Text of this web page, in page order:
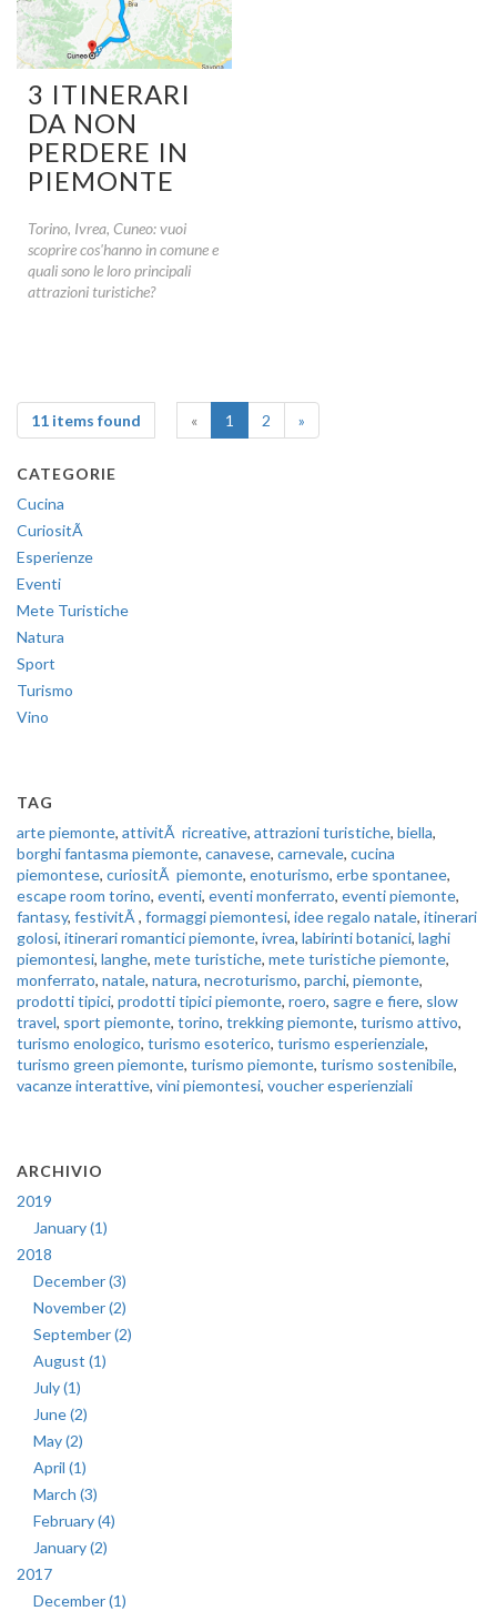
3 ITINERARI
DA NON
PERDERE IN
PIEMONTE
Torino, Ivrea, Cuneo: vuoi
scoprire cos'hanno in comune e
quali sono le loro principali
attrazioni turistiche?
11 items found « 1 2 »
CATEGORIE
Cucina
CuriositÃ
Esperienze
Eventi
Mete Turistiche
Natura
Sport
Turismo
Vino
TAG
arte piemonte, attivitÃ ricreative, attrazioni turistiche, biella,
borghi fantasma piemonte, canavese, carnevale, cucina
piemontese, curiositÃ piemonte, enoturismo, erbe spontanee,
escape room torino, eventi, eventi monferrato, eventi piemonte,
fantasy, festivitÃ , formaggi piemontesi, idee regalo natale, itinerari
golosi, itinerari romantici piemonte, ivrea, labirinti botanici, laghi
piemontesi, langhe, mete turistiche, mete turistiche piemonte,
monferrato, natale, natura, necroturismo, parchi, piemonte,
prodotti tipici, prodotti tipici piemonte, roero, sagre e fiere, slow
travel, sport piemonte, torino, trekking piemonte, turismo attivo,
turismo enologico, turismo esoterico, turismo esperienziale,
turismo green piemonte, turismo piemonte, turismo sostenibile,
vacanze interattive, vini piemontesi, voucher esperienziali
ARCHIVIO
2019
January (1)
2018
December (3)
November (2)
September (2)
August (1)
July (1)
June (2)
May (2)
April (1)
March (3)
February (4)
January (2)
2017
December (1)